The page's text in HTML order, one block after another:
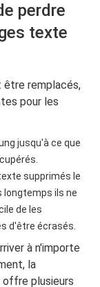
perdre
texte
être remplacés,
pour les
jusqu'à ce que
supprimés le
longtemps ils ne
de les
d'être écrasés.
à n'importe
la
offre plusieurs